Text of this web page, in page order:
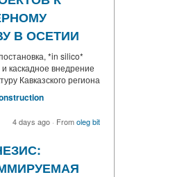
В ОСЕТИИ
*in silico*
каскадное внедрение
Кавказского региона
4 days ago · Fromoleg bit